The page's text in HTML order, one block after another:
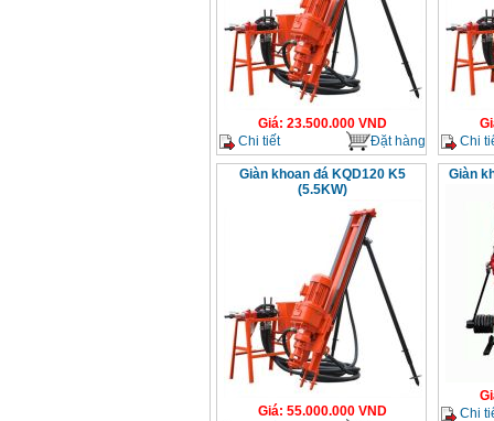
Giá: 23.500.000 VND
Chi tiết
Đặt hàng
Chi
Giàn khoan đá KQD120 K5
(5.5KW)
Giá: 55.000.000 VND
Giàn
Chi